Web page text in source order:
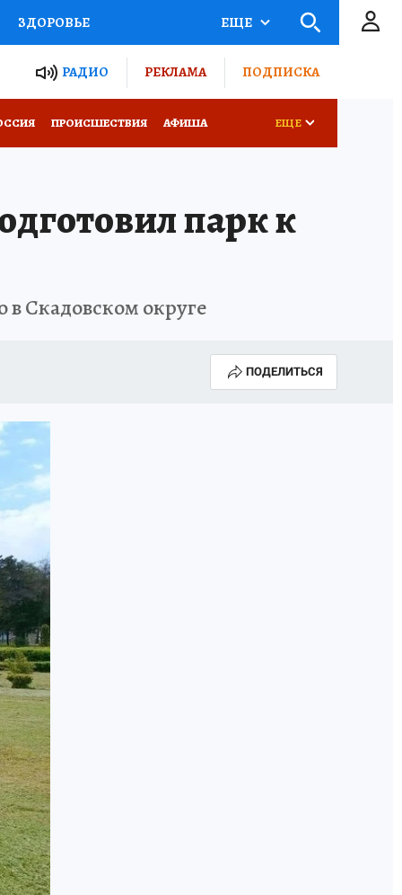
ЗДОРОВЬЕ
РОССИИ
ЕЩЕ
РАДИО РЕКЛАМА ПОДПИСКА
ПРОИСШЕСТВИЯ АФИША ЕЩЕ
парк к
в Скадовском округе
ПОДЕЛИТЬСЯ